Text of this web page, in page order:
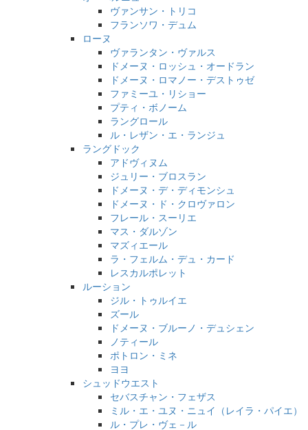
ヴァンサン・トリコ
フランソワ・デュム
ローヌ
ヴァランタン・ヴァルス
ドメーヌ・ロッシュ・オードラン
ドメーヌ・ロマノー・デストゥゼ
ファミーユ・リショー
プティ・ボノーム
ラングロール
ル・レザン・エ・ランジュ
ラングドック
アドヴィヌム
ジュリー・ブロスラン
ドメーヌ・デ・ディモンシュ
ドメーヌ・ド・クロヴァロン
フレール・スーリエ
マス・ダルゾン
マズィエール
ラ・フェルム・デュ・カード
レスカルポレット
ルーション
ジル・トゥルイエ
ズール
ドメーヌ・ブルーノ・デュシェン
ノティール
ポトロン・ミネ
ヨヨ
シュッドウエスト
セバスチャン・フェザス
ミル・エ・ユヌ・ニュイ（レイラ・パイエ）
ル・プレ・ヴェ－ル